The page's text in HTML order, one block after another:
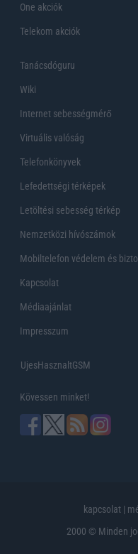
One akciók
Telekom akciók
Tanácsdóguru
Wiki
Internet sebességmérő
Virtuális valóság
Telefonkönyvek
Lefedettségi térképek
Letöltési sebesség térkép
Nemzetközi hívószámok
Mobiltelefon védelem és
Kapcsolat
Médiaajánlat
Impresszum
UjesHasznaltGSM
Kövessen minket!
kapcsolat |
2000 © Minden